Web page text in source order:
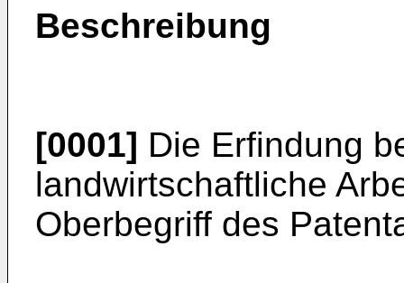
Beschreibung
[0001] Die Erfindung
landwirtschaftliche
Oberbegriff des